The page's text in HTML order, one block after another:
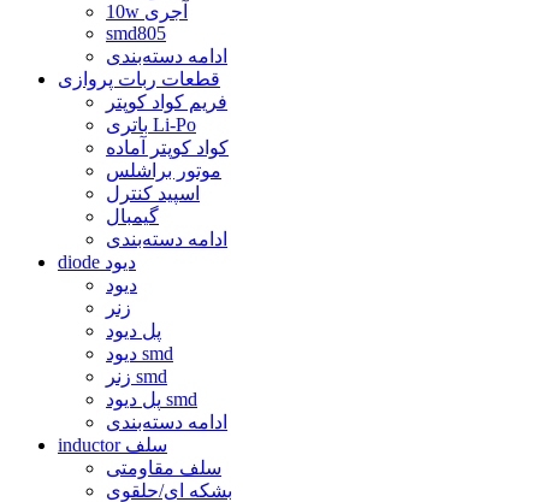
10w آجری
smd805
ادامه دسته‌بندی
قطعات ربات پروازی
فریم کواد کوپتر
باتری Li-Po
کواد کوپتر آماده
موتور براشلس
اسپید کنترل
گیمبال
ادامه دسته‌بندی
diode دیود
دیود
زنر
پل دیود
دیود smd
زنر smd
پل دیود smd
ادامه دسته‌بندی
inductor سلف
سلف مقاومتی
بشکه ای/حلقوی